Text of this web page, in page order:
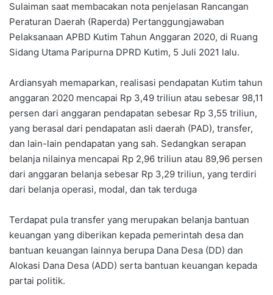
Sulaiman saat membacakan nota penjelasan Rancangan
Peraturan Daerah (Raperda) Pertanggungjawaban
Pelaksanaan APBD Kutim Tahun Anggaran 2020, di Ruang
Sidang Utama Paripurna DPRD Kutim, 5 Juli 2021 lalu.
Ardiansyah memaparkan, realisasi pendapatan Kutim tahun
anggaran 2020 mencapai Rp 3,49 triliun atau sebesar 98,11
persen dari anggaran pendapatan sebesar Rp 3,55 triliun,
yang berasal dari pendapatan asli daerah (PAD), transfer,
dan lain-lain pendapatan yang sah. Sedangkan serapan
belanja nilainya mencapai Rp 2,96 triliun atau 89,96 persen
dari anggaran belanja sebesar Rp 3,29 triliun, yang terdiri
dari belanja operasi, modal, dan tak terduga
Terdapat pula transfer yang merupakan belanja bantuan
keuangan yang diberikan kepada pemerintah desa dan
bantuan keuangan lainnya berupa Dana Desa (DD) dan
Alokasi Dana Desa (ADD) serta bantuan keuangan kepada
partai politik.